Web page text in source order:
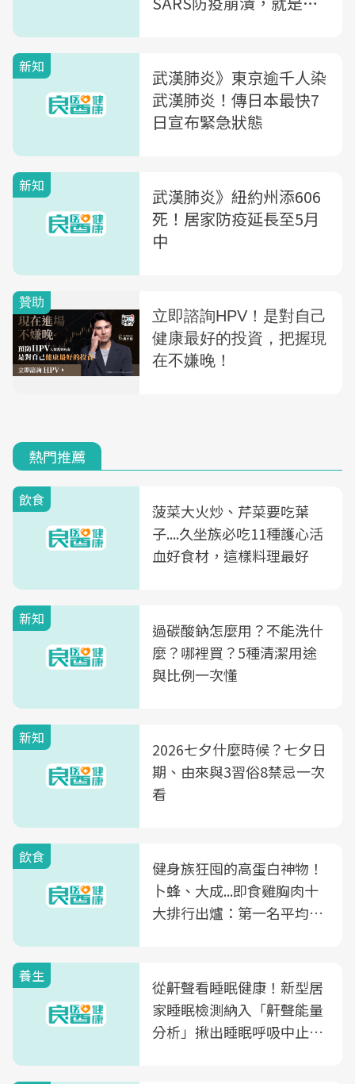
新知
武漢肺炎》東京逾千人染
武漢肺炎！傳日本最快7
日宣布緊急狀態
新知
武漢肺炎》紐約州添606
死！居家防疫延長至5月
中
熱門推薦
飲食
菠菜大火炒、芹菜要吃葉
子....久坐族必吃11種護心活
血好食材，這樣料理最好
新知
過碳酸鈉怎麼用？不能洗什
麼？哪裡買？5種清潔用途
與比例一次懂
新知
2026七夕什麼時候？七夕日
期、由來與3習俗8禁忌一次
看
飲食
健身族狂囤的高蛋白神物！
卜蜂、大成...即食雞胸肉十
大排行出爐：第一名平均一
養生
從鼾聲看睡眠健康！新型居
家睡眠檢測納入「鼾聲能量
分析」揪出睡眠呼吸中止症